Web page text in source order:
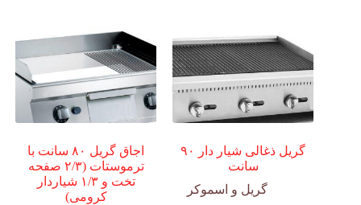
گریل ذغالی شیار دار ۹۰
سانت
گریل و اسموکر
اجاق گریل ۸۰ سانت با
ترموستات (۲/۳ صفحه
تخت و ۱/۳ شیاردار
کرومی)